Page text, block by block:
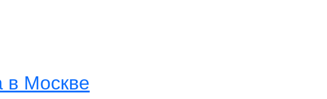
в Москве